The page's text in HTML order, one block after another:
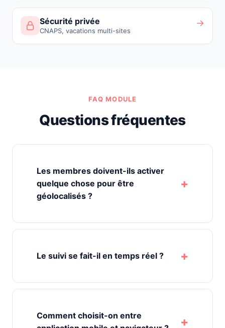
Sécurité privée
CNAPS, vacations multi-sites
→
FAQ MODULE
Questions fréquentes
Les membres doivent-ils activer
quelque chose pour être
géolocalisés ?
Le suivi se fait-il en temps réel ?
Comment choisit-on entre